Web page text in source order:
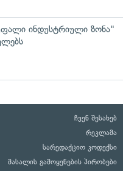
ინდუსტრიული ზონა"
ჩვენ შესახებ
რეკლამა
სარედაქციო კოდექსი
მასალის გამოყენების პირობები